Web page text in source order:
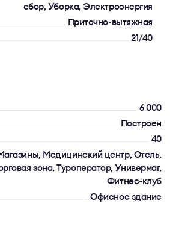
сбор, Уборка, Электроэнергия
Приточно-вытяжная
21/40
6 000
Построен
40
Медицинский центр, Отель,
зона, Туроператор, Универмаг,
Фитнес-клуб
Офисное здание